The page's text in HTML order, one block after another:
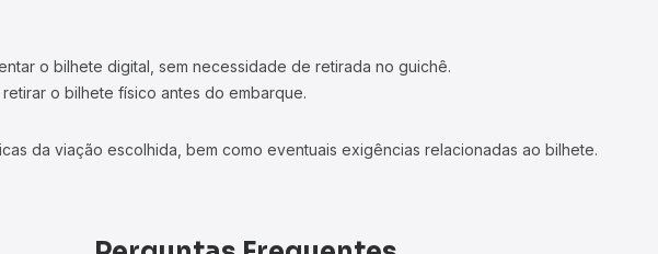
o bilhete digital, sem necessidade de retirada no guichê.
o bilhete físico antes do embarque.
da viação escolhida, bem como eventuais exigências relacionadas ao bilhete.